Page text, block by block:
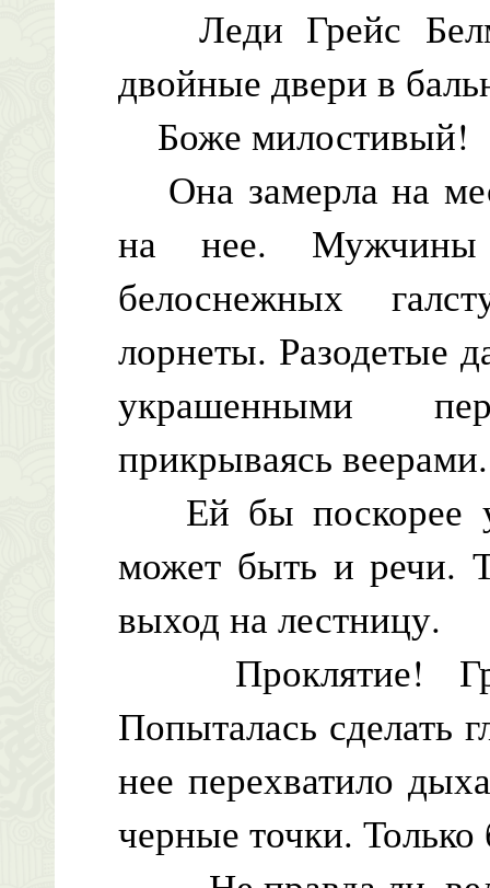
Леди Грейс
двойные двери в
Боже милостивый!
Она замерла на
на нее.
белоснежных
лорнеты. Разодетые
украшенными
прикрываясь веерами.
Ей бы поскорее
может быть и речи.
выход на лестницу.
Проклятие!
Попыталась сделать
нее перехватило
черные точки.